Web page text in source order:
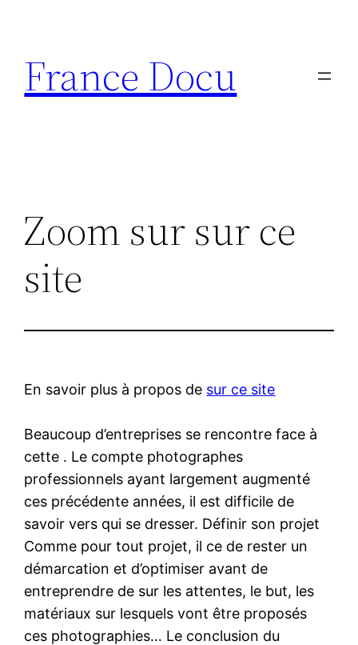
contenu
France Docu
Zoom sur sur ce
site
En savoir plus à propos de sur ce site
Beaucoup d’entreprises se rencontre face à
cette . Le compte photographes
professionnels ayant largement augmenté
ces précédente années, il est difficile de
savoir vers qui se dresser. Définir son projet
Comme pour tout projet, il ce de rester un
démarcation et d’optimiser avant de
entreprendre de sur les attentes, le but, les
matériaux sur lesquels vont être proposés
ces photographies… Le conclusion du